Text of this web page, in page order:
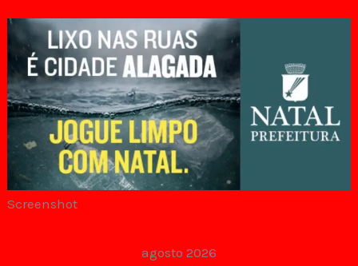
Screenshot
agosto 2026